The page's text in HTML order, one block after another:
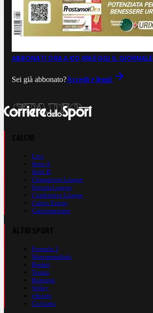
ABBONATI ORA A €0,99LEGGI IL GIORNALE
Sei già abbonato?Accedi e leggi
Live
Serie A
Serie B
Champions League
Europa League
Conference League
Calcio Estero
Calciomercato
Formula 1
Motomondiale
Basket
Tennis
Running
Volley
eSports
Ciclismo